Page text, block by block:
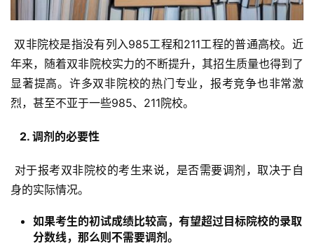
年来，随着双非院校实力的不断提升，其招生质量也得到了
显著提高。许多双非院校的热门专业，报考竞争也非常激
烈，甚至不亚于一些985、211院校。
  2. 调剂的必要性
身的实际情况。
如果考生的初试成绩比较高，有望超过目标院校的录取
分数线，那么则不需要调剂。